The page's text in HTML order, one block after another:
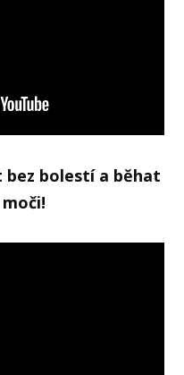
bez bolestí a běhat